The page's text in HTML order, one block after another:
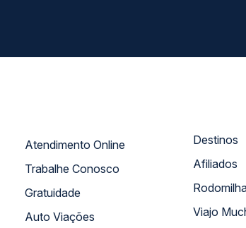
Atendimento Online
Trabalhe Conosco
Gratuidade
Auto Viações
Destinos
Afiliados
Viajo